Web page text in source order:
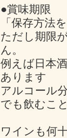
●賞味期限
「保存方法
ただし期限
ん。
例えば日本
あります
アルコール
でも飲むこ
ワインも何